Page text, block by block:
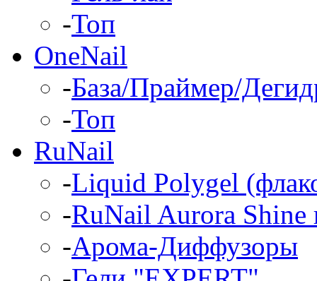
-Топ
OneNail
-База/Праймер/
-Топ
RuNail
-Liquid Polygel
-RuNail Aurora Shine
-Арома-Диффузоры